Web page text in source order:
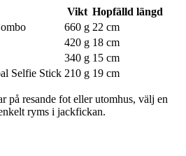
Vikt Hopfälld längd
660 g 22 cm
420 g 18 cm
340 g 15 cm
Selfie Stick 210 g 19 cm
på resande fot eller utomhus, välj en
ryms i jackfickan.